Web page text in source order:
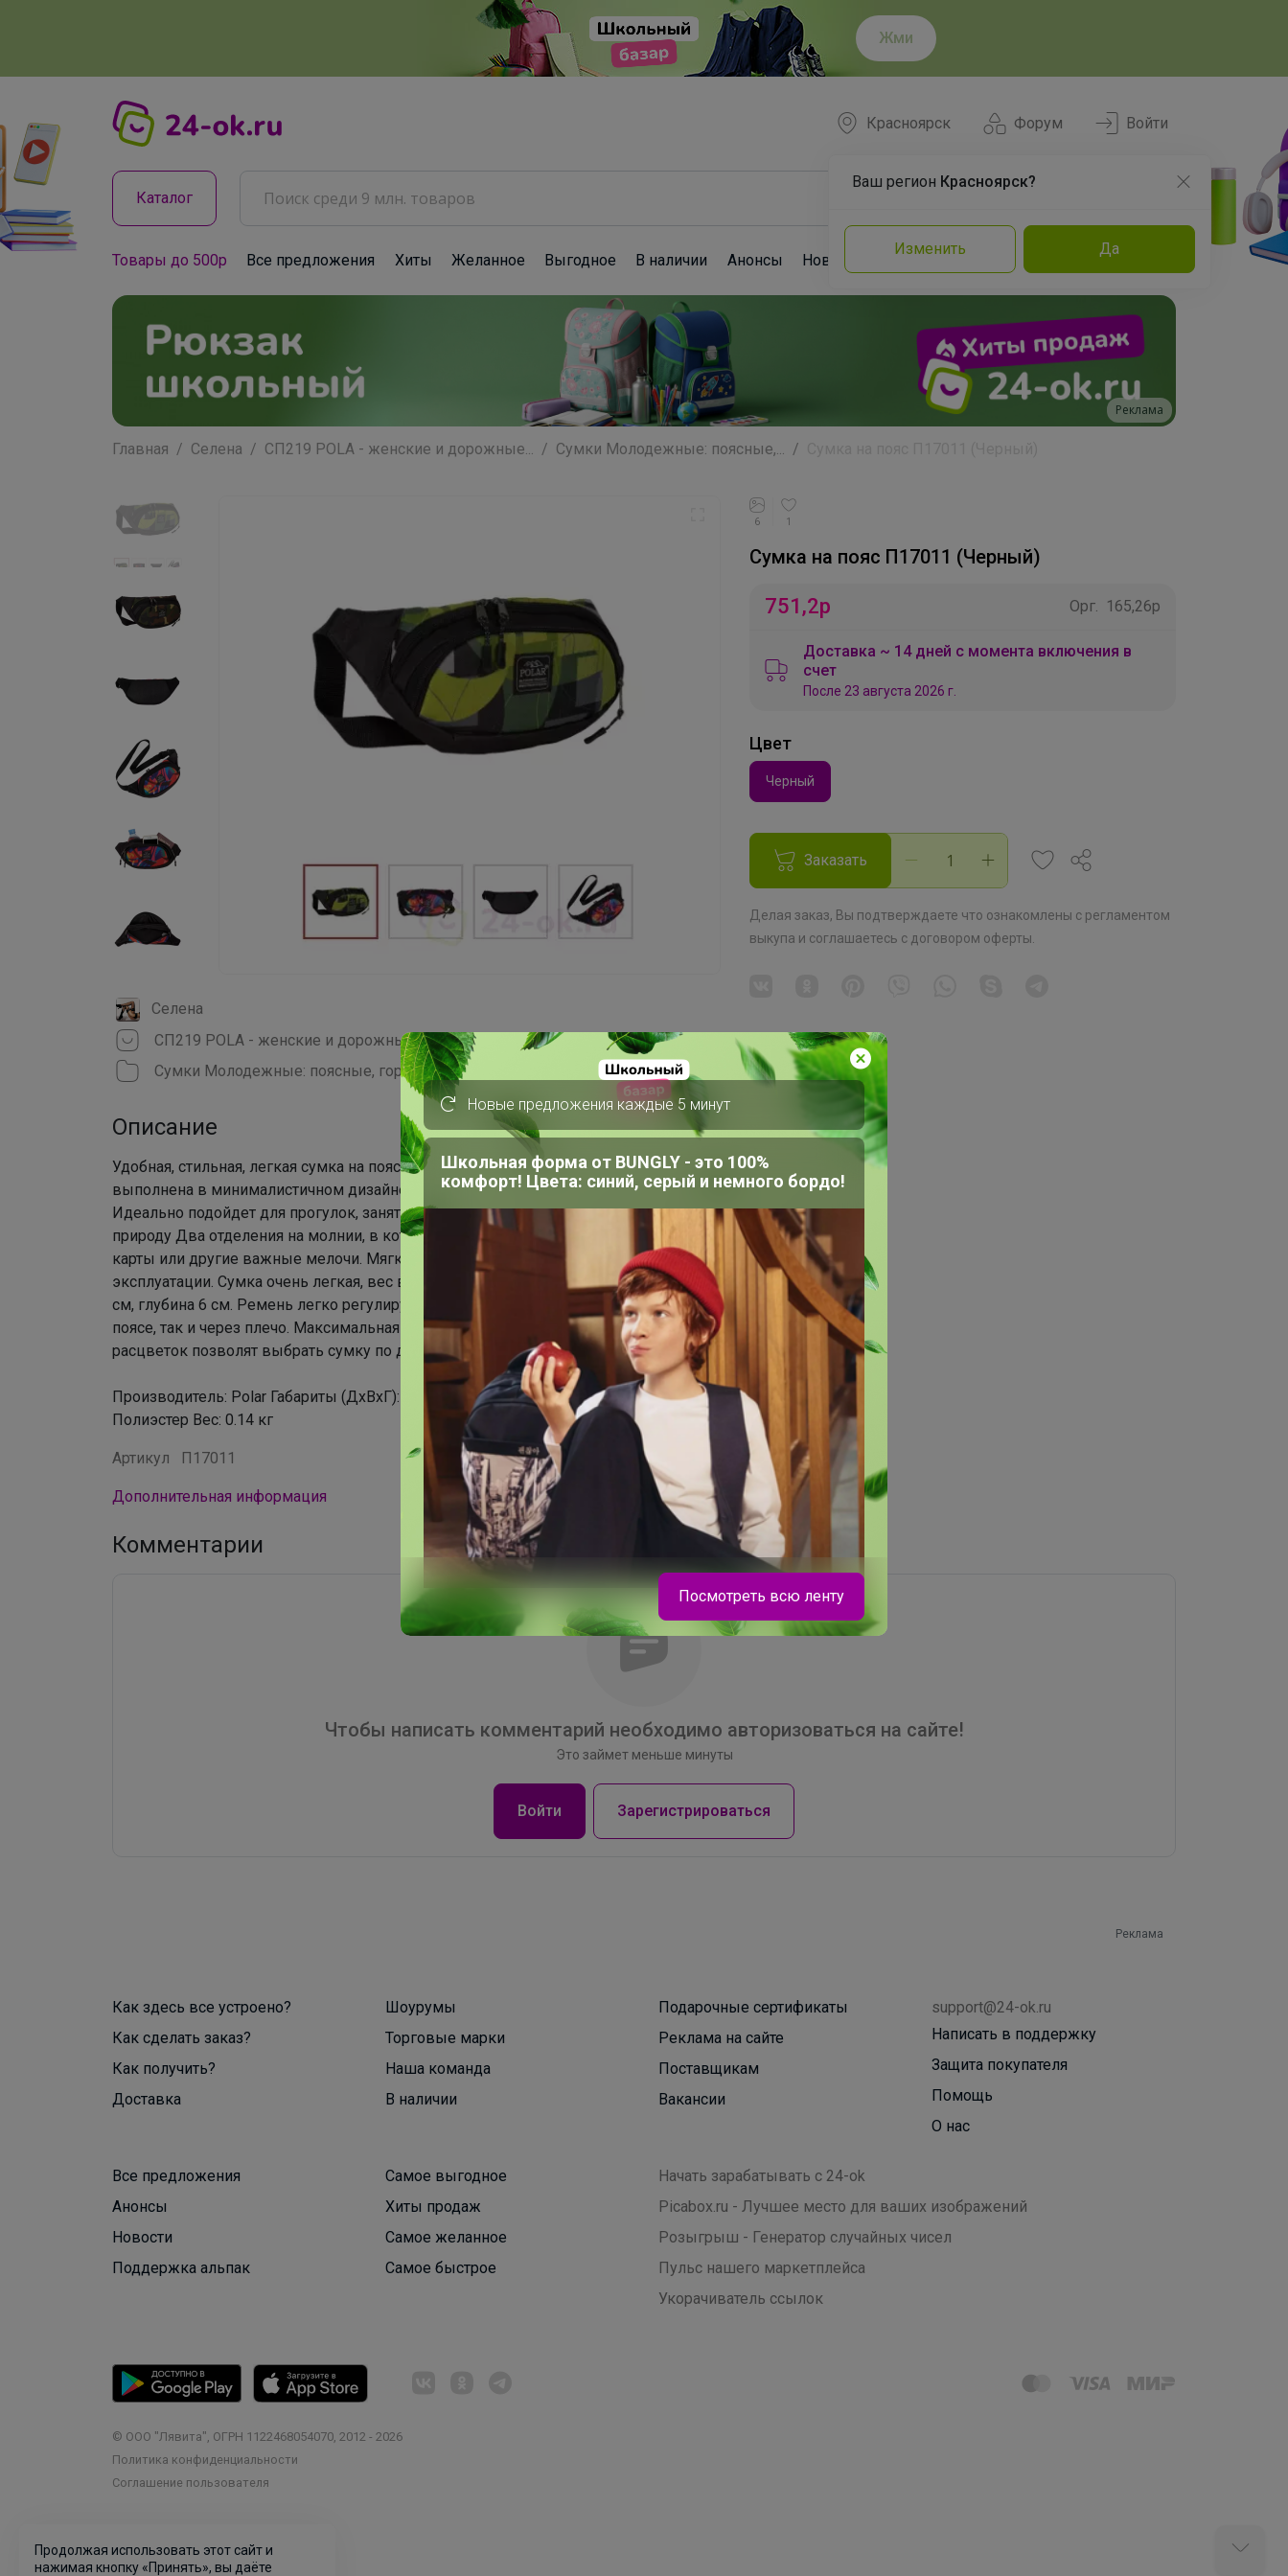
Жми
Форум
Красноярск
Ваш регион Красноярск?
Изменить Да
Войти
Каталог
Товары до 500р Все предложения Хиты Желанное Выгодное В наличии Анонсы Новости Команда Эксперты
Реклама
Главная Селена СП219 POLA - женские и дорожные... Сумки Молодежные: поясные,...
Селена
Сумки Молодежные: поясные, городские, планшеты
Описание
Удобная, стильная, легкая сумка на пояс на регулируемом ремешке POLAR
выполнена в минималистичном дизайне, из водоотталкивающего материала
Идеально подойдет для прогулок, занятий спортом, путешествий, поездок на
природу Два отделения на молнии, в которые можно уместить смартфон, ключи,
карты или другие важные мелочи. Мягкая сетчатая спинка добавит комфорта при
эксплуатации. Сумка очень легкая, вес всего 140 грамм, высота 15 см, ширина 33
см, глубина 6 см. Ремень легко регулируется, что позволяет носить сумку как на
поясе, так и через плечо. Максимальная длина ремня 105 см. Много красивых
расцветок позволят выбрать сумку по душе
Производитель: Polar Габариты (ДхВхГ): 15 х 33 х 6 см Объем: 2 л Материал:
Полиэстер Вес: 0.14 кг
Артикул П17011
Дополнительная информация
6 1
Сумка на пояс П17011 (Черный)
751,2р Орг. 165,26р
Доставка ~ 14 дней с момента включения в
счет
После 23 августа 2026 г.
Цвет
Черный
Заказать
Делая заказ, Вы подтверждаете что ознакомлены с регламентом
выкупа и соглашаетесь с договором оферты
Комментарии
Чтобы написать комментарий необходимо авторизоваться на сайте!
Это займет меньше минуты
Войти Зарегистрироваться
Реклама
Как здесь все устроено?
Как сделать заказ?
Как получить?
Доставка
Шоурумы
Торговые марки
Наша команда
В наличии
Подарочные сертификаты
Реклама на сайте
Поставщикам
Вакансии
support@24-ok.ru
Написать в поддержку
Защита покупателя
Помощь
О нас
Все предложения
Анонсы
Новости
Поддержка альпак
Самое выгодное
Хиты продаж
Самое желанное
Самое быстрое
Начать зарабатывать с 24-ok
Picabox.ru - Лучшее место для ваших изображений
Розыгрыш - Генератор случайных чисел
Пульс нашего маркетплейса
Укорачиватель ссылок
© ООО "Лявита", ОГРН 1122468054070, 2012 - 2026
Политика конфиденциальности
Cоглашение пользователя
Новые предложения каждые 5 минут
Школьная форма от BUNGLY - это 100%
комфорт! Цвета: синий, серый и немного бордо!
belkakrsk
Посмотреть всю ленту
Продолжая использовать этот сайт и
нажимая кнопку «Принять», вы даёте